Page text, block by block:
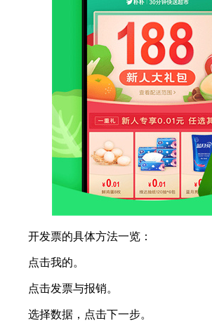
开发票的具体方法一览：
点击我的。
点击发票与报销。
选择数据，点击下一步。